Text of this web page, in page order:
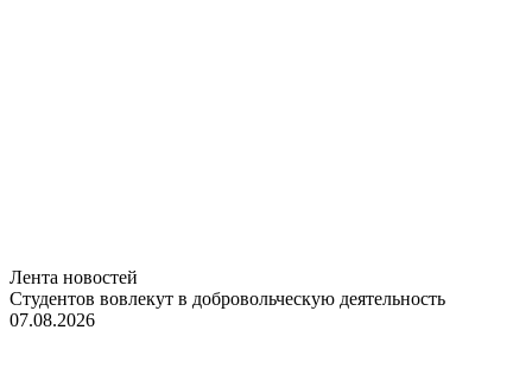
Лента новостей
Студентов вовлекут в добровольческую деятельность
07.08.2026